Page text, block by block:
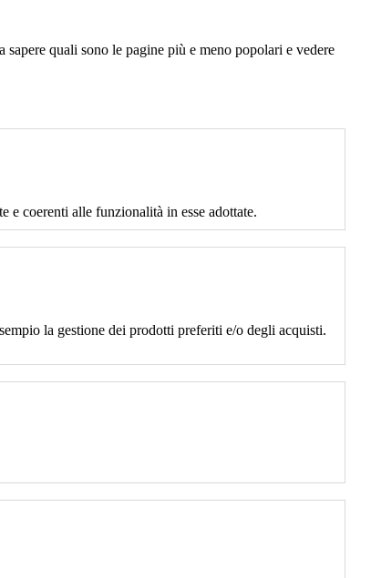
quali sono le pagine più e meno popolari e vedere
coerenti alle funzionalità in esse adottate.
la gestione dei prodotti preferiti e/o degli acquisti.